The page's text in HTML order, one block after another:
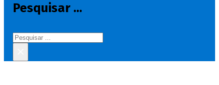
Pesquisar ...
Pesquisar